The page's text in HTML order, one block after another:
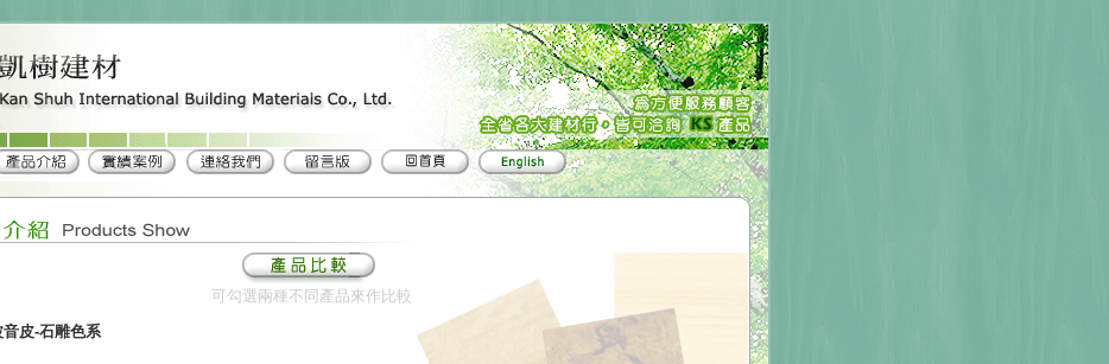
可勾選兩種不同產品來作比較
音皮-石雕色系